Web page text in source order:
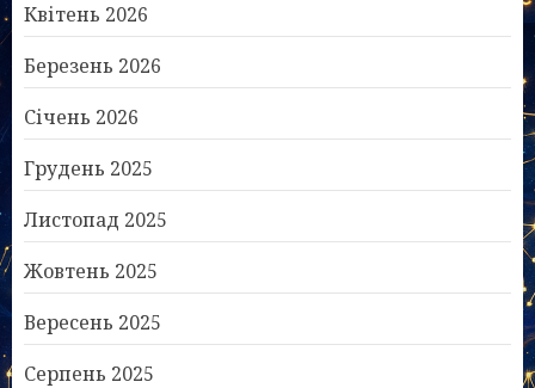
Квітень 2026
Березень 2026
Січень 2026
Грудень 2025
Листопад 2025
Жовтень 2025
Вересень 2025
Серпень 2025